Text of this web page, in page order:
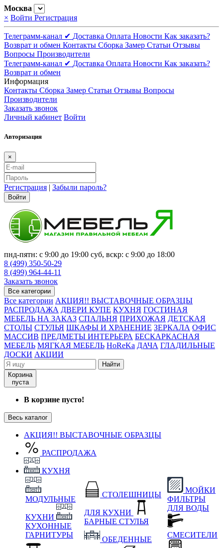
Москва
× Войти Регистрация
Телеграмм-канал ✔ Доставка Оплата Новости Как заказать?
Возврат и обмен Контакты Сборка Замер Статьи Отзывы
Вопросы Производители
Телеграмм-канал ✔ Доставка Оплата Новости Как заказать?
Возврат и обмен
Информация
Контакты Сборка Замер Статьи Отзывы Вопросы
Производители
Заказать звонок
Личный кабинет Войти
Авторизация
×
Регистрация | Забыли пароль?
Войти
пнд-пятн: с 9:00 до 19:00 суб, вскр: с 9:00 до 18:00
8 (499) 350-50-29
8 (499) 964-44-11
Заказать звонок
Все категории
Все категории АКЦИЯ!! ВЫСТАВОЧНЫЕ ОБРАЗЦЫ
РАСПРОДАЖА ДВЕРИ КУПЕ КУХНЯ ГОСТИНАЯ
МЕБЕЛЬ НА ЗАКАЗ СПАЛЬНЯ ПРИХОЖАЯ ДЕТСКАЯ
СТОЛЫ СТУЛЬЯ ШКАФЫ И ХРАНЕНИЕ ЗЕРКАЛА ОФИС
МАССИВ ПРЕДМЕТЫ ИНТЕРЬЕРА БЕСКАРКАСНАЯ
МЕБЕЛЬ МЯГКАЯ МЕБЕЛЬ HoReKa ДАЧА ГЛАДИЛЬНЫЕ
ДОСКИ АКЦИИ
Найти
Корзина
пуста
В корзине пусто!
Весь каталог
АКЦИЯ!! ВЫСТАВОЧНЫЕ ОБРАЗЦЫ
РАСПРОДАЖА
КУХНЯ
МОДУЛЬНЫЕ
КУХНИ
КУХОННЫЕ
ГАРНИТУРЫ
СТОЛЕШНИЦЫ
ДЛЯ КУХНИ
БАРНЫЕ СТУЛЬЯ
ОБЕДЕННЫЕ
МОЙКИ
ФИЛЬТРЫ
ДЛЯ ВОДЫ
СМЕСИТЕЛИ